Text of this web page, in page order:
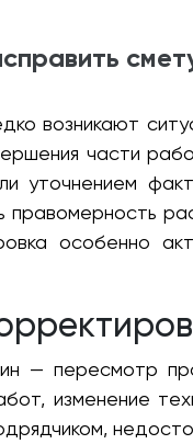
возникают
части
уточнением
особенно
— пересмотр
изменение